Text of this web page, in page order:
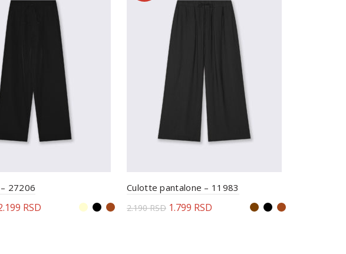
27206
RSD
Culotte pantalone – 11983
2.190RSD 1.799 RSD